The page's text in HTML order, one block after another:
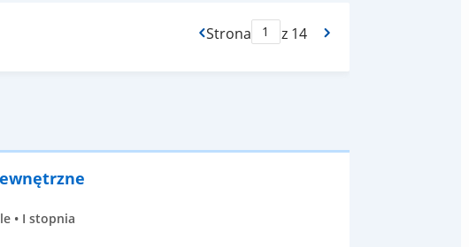
Strona z 14
• I stopnia